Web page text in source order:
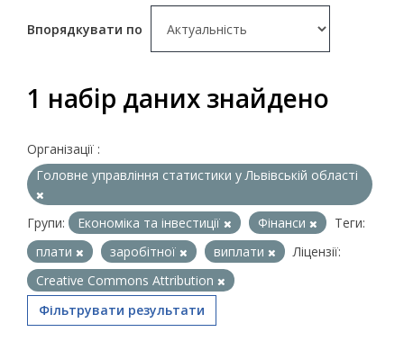
Впорядкувати по
1 набір даних знайдено
Організації :
Головне управління статистики у Львівській області
Групи: Економіка та інвестиції Фінанси
Теги:
плати
заробітної виплати
Ліцензії:
Creative Commons Attribution
Фільтрувати результати